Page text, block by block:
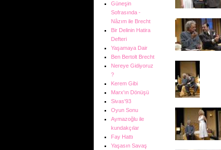
Güneşin
Sofrasında -
Nâzım ile Brecht
Bir Delinin Hatira
Defteri
Yaşamaya Dair
Ben Bertolt Brecht
Nereye Gidiyoruz
?
Kerem Gibi
Marx'ın Dönüşü
Sivas'93
Oyun Sonu
Aymazoğlu ile
kundakçılar
Fay Hattı
Yaşasın Savaş